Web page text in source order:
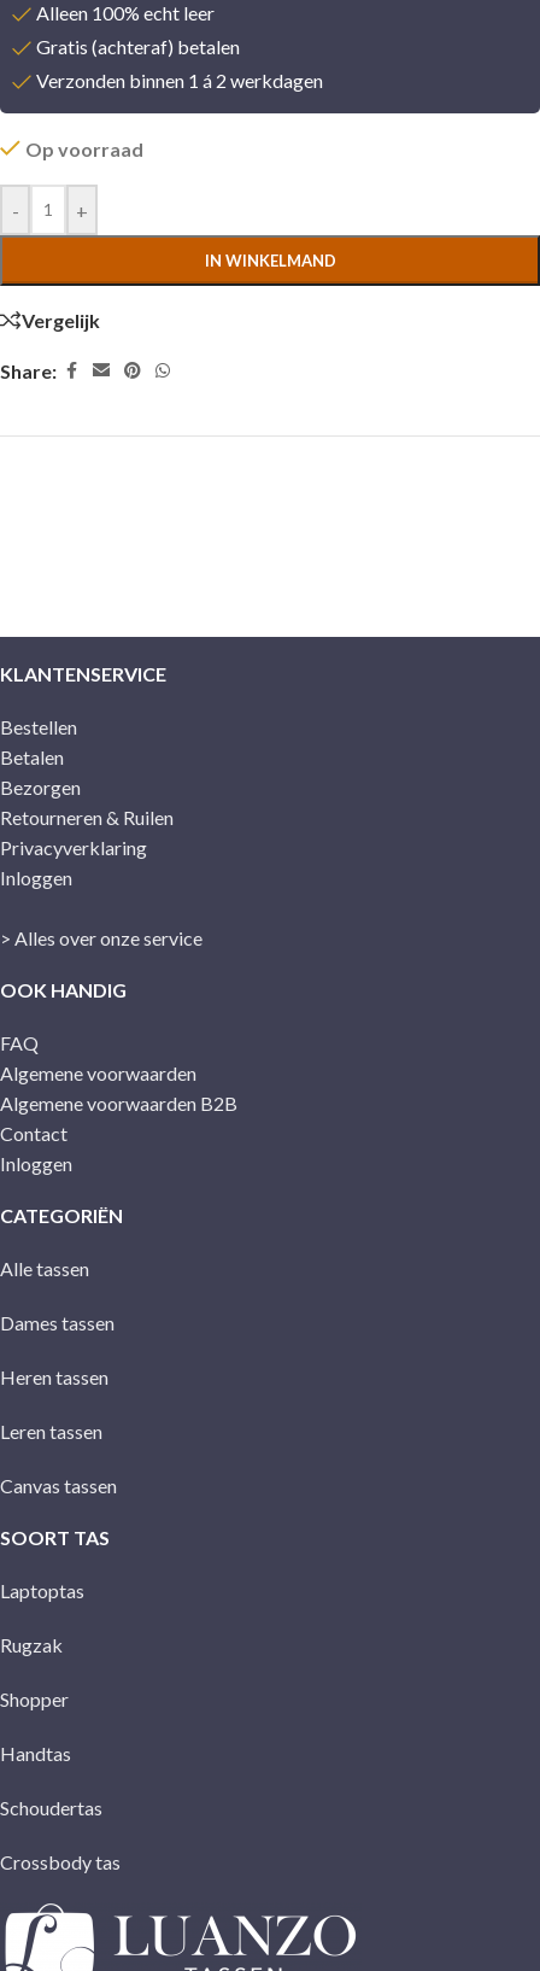
Alleen 100% echt leer
Gratis (achteraf) betalen
Verzonden binnen 1 á 2 werkdagen
Op voorraad
- +
IN WINKELMAND
Vergelijk
Share:
KLANTENSERVICE
Bestellen
Betalen
Bezorgen
Retourneren & Ruilen
Privacyverklaring
Inloggen
> Alles over onze service
OOK HANDIG
FAQ
Algemene voorwaarden
Algemene voorwaarden B2B
Contact
Inloggen
CATEGORIËN
Alle tassen
Dames tassen
Heren tassen
Leren tassen
Canvas tassen
SOORT TAS
Laptoptas
Rugzak
Shopper
Handtas
Schoudertas
Crossbody tas